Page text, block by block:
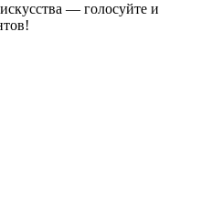
— голосуйте и